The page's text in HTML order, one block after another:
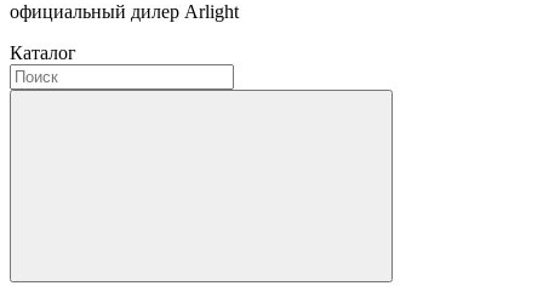
официальный дилер Arlight
Каталог